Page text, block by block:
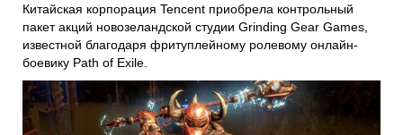
Китайская корпорация Tencent приобрела контрольный
пакет акций новозеландской студии Grinding Gear Games,
известной благодаря фритуплейному ролевому онлайн-
боевику Path of Exile.